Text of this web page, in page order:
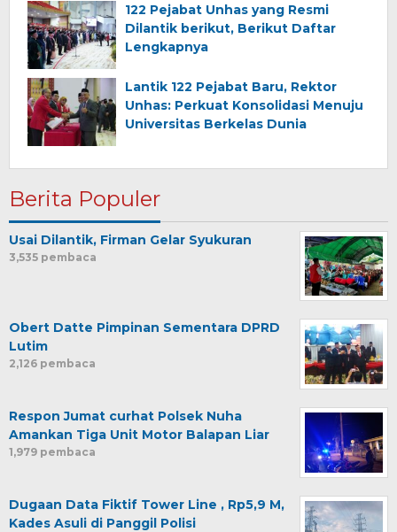
122 Pejabat Unhas yang Resmi
Dilantik berikut, Berikut Daftar
Lengkapnya
Lantik 122 Pejabat Baru, Rektor
Unhas: Perkuat Konsolidasi Menuju
Universitas Berkelas Dunia
Berita Populer
Usai Dilantik, Firman Gelar Syukuran
3,535 pembaca
Obert Datte Pimpinan Sementara DPRD
Lutim
2,126 pembaca
Respon Jumat curhat Polsek Nuha
Amankan Tiga Unit Motor Balapan Liar
1,979 pembaca
Dugaan Data Fiktif Tower Line , Rp5,9 M,
Kades Asuli di Panggil Polisi